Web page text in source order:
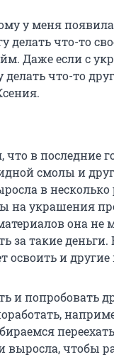
у меня
делать что-то
Даже если с
делать что-то
что в последние
смолы и
в несколько
на украшения
она не
за такие
освоить и
и попробовать
выросла, чтобы